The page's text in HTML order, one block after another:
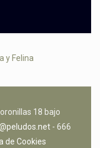
18 bajo
- 666
de Cookies